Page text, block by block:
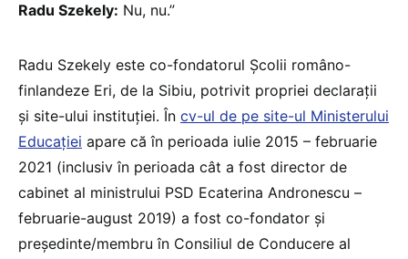
Radu Szekely: Nu, nu.”
Radu Szekely este co-fondatorul Școlii româno-
finlandeze Eri, de la Sibiu, potrivit propriei declarații
și site-ului instituției. În cv-ul de pe site-ul Ministerului
Educației apare că în perioada iulie 2015 – februarie
2021 (inclusiv în perioada cât a fost director de
cabinet al ministrului PSD Ecaterina Andronescu –
februarie-august 2019) a fost co-fondator și
președinte/membru în Consiliul de Conducere al